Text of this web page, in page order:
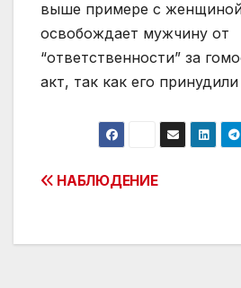
выше примере с
освобождает мужчину от
“ответственности” за
акт, так как его
Post
НАБЛЮДЕНИЕ